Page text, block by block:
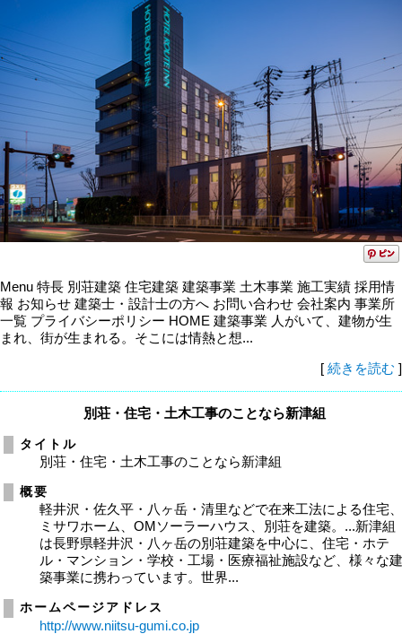
Menu 特長 別荘建築 住宅建築 建築事業 土木事業 施工実績 採用情
報 お知らせ 建築士・設計士の方へ お問い合わせ 会社案内 事業所
一覧 プライバシーポリシー HOME 建築事業 人がいて、建物が生
まれ、街が生まれる。そこには情熱と想...
[ 続きを読む ]
別荘・住宅・土木工事のことなら新津組
タイトル
別荘・住宅・土木工事のことなら新津組
概要
軽井沢・佐久平・八ヶ岳・清里などで在来工法による住宅
ミサワホーム、OMソーラーハウス、別荘を建築。...新津組
は長野県軽井沢・八ヶ岳の別荘建築を中心に、住宅・ホテ
ル・マンション・学校・工場・医療福祉施設など、様々な
築事業に携わっています。世界...
ホームページアドレス
http://www.niitsu-gumi.co.jp